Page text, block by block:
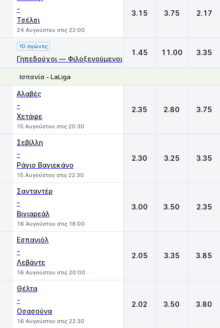
-
Τσέλσι
24 Αυγούστου στις 22:00
3.15 3.75 2.17
10 αγώνες
Γηπεδούχοι — Φιλοξενούμενοι
1.45 11.00 3.35
Ισπανία - LaLiga
Αλαβές
-
Χετάφε
15 Αυγούστου στις 20:30
2.35 2.80 3.75
Σεβίλλη
-
Ράγιο Βαγιεκάνο
15 Αυγούστου στις 22:30
2.30 3.25 3.35
Σανταντέρ
-
Βιγιαρεάλ
16 Αυγούστου στις 18:00
3.00 3.50 2.35
Εσπανιόλ
-
Λεβάντε
16 Αυγούστου στις 20:00
2.05 3.35 3.85
Θέλτα
-
Οσασούνα
16 Αυγούστου στις 22:30
2.02 3.50 3.80